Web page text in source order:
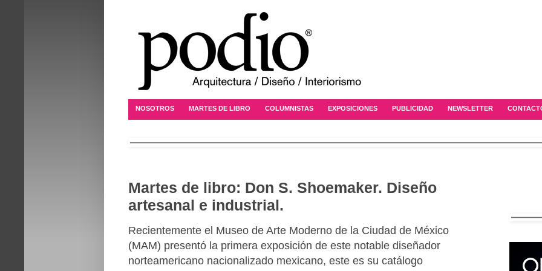
NOSOTROS MARTES DE LIBRO COLUMNISTAS EXPOSICIONES PUBLICIDAD NEWSLETTER
Martes de libro: Don S. Shoemaker. Diseño
artesanal e industrial.
Recientemente el Museo de Arte Moderno de la Ciudad de México
(MAM) presentó la primera exposición de este notable diseñador
norteamericano nacionalizado mexicano, este es su catálogo